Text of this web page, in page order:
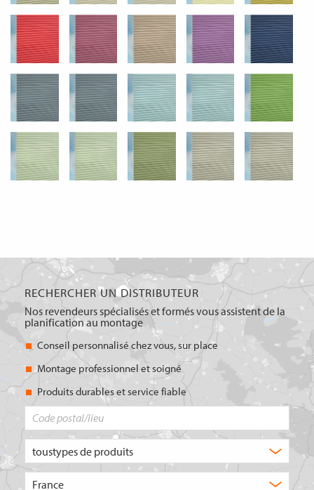
RECHERCHER UN DISTRIBUTEUR
Nos revendeurs spécialisés et formés vous assistent de la
planification au montage
Conseil personnalisé chez vous, sur place
Montage professionnel et soigné
Produits durables et service fiable
de